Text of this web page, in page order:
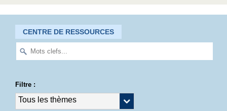
CENTRE DE RESSOURCES
Filtre :